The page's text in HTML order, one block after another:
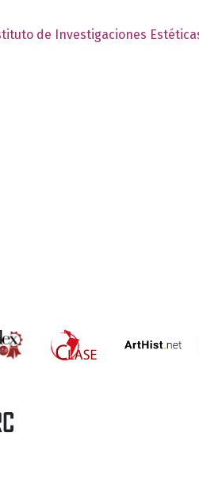
de Investigaciones